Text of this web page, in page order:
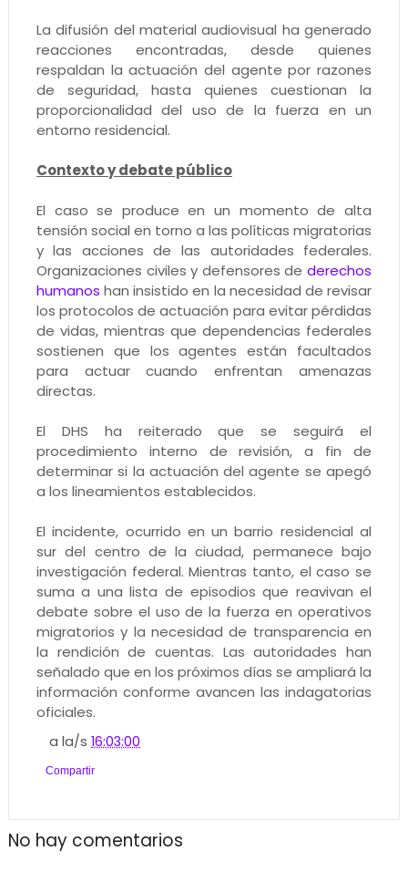
La difusión del material audiovisual ha generado
reacciones encontradas, desde quienes
respaldan la actuación del agente por razones
de seguridad, hasta quienes cuestionan la
proporcionalidad del uso de la fuerza en un
entorno residencial.
Contexto y debate público
El caso se produce en un momento de alta
tensión social en torno a las políticas migratorias
y las acciones de las autoridades federales.
Organizaciones civiles y defensores dederechos
humanos han insistido en la necesidad de revisar
los protocolos de actuación para evitar pérdidas
de vidas, mientras que dependencias federales
sostienen que los agentes están facultados
para actuar cuando enfrentan amenazas
directas.
El DHS ha reiterado que se seguirá el
procedimiento interno de revisión, a fin de
determinar si la actuación del agente se apegó
a los lineamientos establecidos.
El incidente, ocurrido en un barrio residencial al
sur del centro de la ciudad, permanece bajo
investigación federal. Mientras tanto, el caso se
suma a una lista de episodios que reavivan el
debate sobre el uso de la fuerza en operativos
migratorios y la necesidad de transparencia en
la rendición de cuentas. Las autoridades han
señalado que en los próximos días se ampliará la
información conforme avancen las indagatorias
oficiales.
a la/s16:03:00
Compartir
No hay comentarios